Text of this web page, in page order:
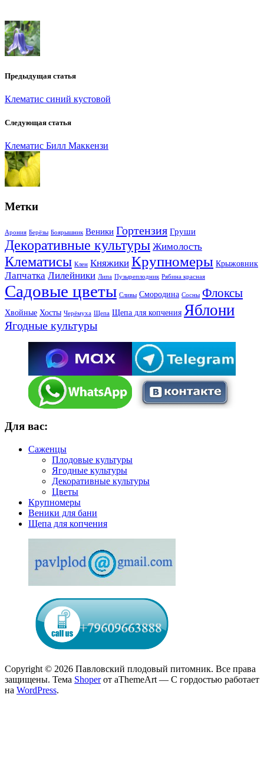
Предыдущая статья
Клематис синий кустовой
Следующая статья
Клематис Билл Маккензи
Метки
Арония Берёзы Боярышник Веники Гортензия Груши
Декоративные культуры Жимолость
Клематисы Клен Княжики Крупномеры Крыжовник
Лапчатка Лилейники Липа Пузыреплодник Рябина красная
Садовые цветы Сливы Смородина Сосны Флоксы
Хвойные Хосты Черёмуха Щепа Щепа для копчения Яблони
Ягодные культуры
Для вас:
Саженцы
Плодовые культуры
Ягодные культуры
Декоративные культуры
Цветы
Крупномеры
Веники для бани
Щепа для копчения
Copyright © 2026 Павловский плодовый питомник. Все права
защищены. Тема Shoperот aThemeArt — С гордостью работает
на WordPress.